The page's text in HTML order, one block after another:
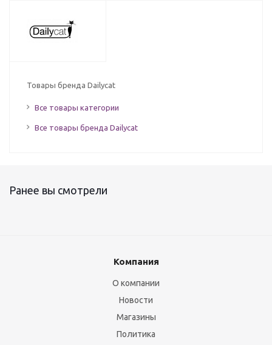
Товары бренда Dailycat
Все товары категории
Все товары бренда Dailycat
Ранее вы смотрели
Компания
О компании
Новости
Магазины
Политика